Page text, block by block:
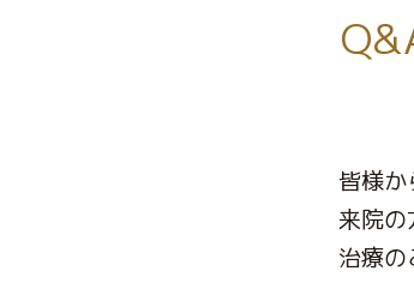
皆様か
来院
治療の